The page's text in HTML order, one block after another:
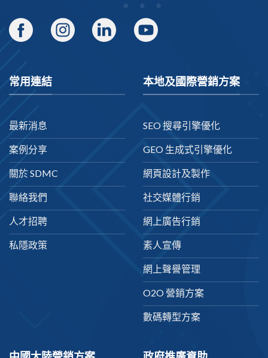
常用連結
最新消息
案例分享
關於 SDMC
聯絡我們
人才招聘
私隱政策
本地及國際營銷方案
SEO 搜尋引擎優化
GEO 生成式引擎優化
網頁設計及製作
社交媒體行銷
網上廣告行銷
素人宣傳
網上聲譽管理
O2O 營銷方案
數碼轉型方案